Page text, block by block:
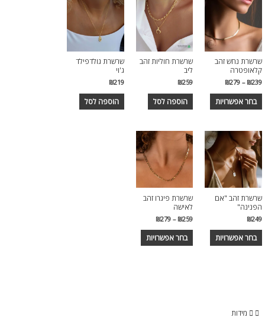
שרשרת נחש זהב
קלאופטרה
₪239
–
₪279
בחר אפשרויות
שרשרת חוליות זהב
ליב
₪259
הוספה לסל
שרשרת גולדפילד
ג'וי
₪219
הוספה לסל
שרשרת זהב "אם
הפנינה"
₪249
בחר אפשרויות
שרשרת פיגרו זהב
לאישה
₪259
–
₪279
בחר אפשרויות
מידות